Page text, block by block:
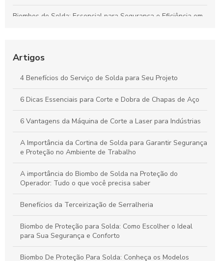
Biombos de Solda: Essencial para Segurança e Eficiência em
Otimizar Seus Projetos
Guia Essencial de Corte e Dobra de Chapas de Aço para
Potencializar Seus Projetos Industriais
Corte e Dobra de Chapas de Aço: Estratégias Essenciais para
Projetos de Sucesso
Artigos
4 Benefícios do Serviço de Solda para Seu Projeto
6 Dicas Essenciais para Corte e Dobra de Chapas de Aço
6 Vantagens da Máquina de Corte a Laser para Indústrias
A Importância da Cortina de Solda para Garantir Segurança
e Proteção no Ambiente de Trabalho
A importância do Biombo de Solda na Proteção do
Operador: Tudo o que você precisa saber
Benefícios da Terceirização de Serralheria
Biombo de Proteção para Solda: Como Escolher o Ideal
para Sua Segurança e Conforto
Biombo De Proteção Para Solda: Conheça os Modelos